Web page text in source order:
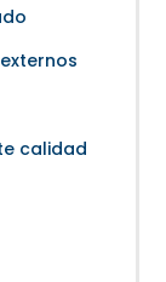
calidad